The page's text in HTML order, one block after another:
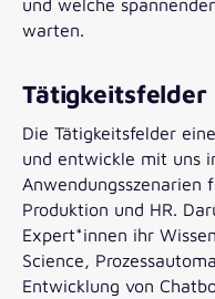
warten.
Tätigkeitsfelder
Die Tätigkeitsfelder
und entwickle mit uns
Anwendungsszenarien
Produktion und HR.
Expert*innen ihr
Science,
Entwicklung von